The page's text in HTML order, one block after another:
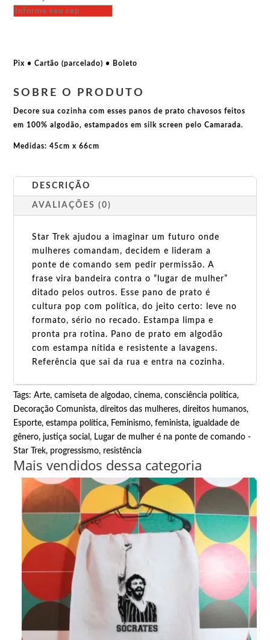
-
Lugar
é
ponte
comando
-
Star
Pix • Cartão (parcelado) • Boleto
SOBRE O PRODUTO
Decore sua cozinha com esses panos de prato chavosos feitos
em 100% algodão, estampados em silk screen pelo Camarada.
Medidas: 45cm x 66cm
DESCRIÇÃO
AVALIAÇÕES (0)
Star Trek ajudou a imaginar um futuro onde
mulheres comandam, decidem e lideram a
ponte de comando sem pedir permissão. A
frase vira bandeira contra o “lugar de mulher”
ditado pelos outros. Esse pano de prato é
cultura pop com política, do jeito certo: leve no
formato, sério no recado. Estampa limpa e
pronta pra rotina. Pano de prato em algodão
com estampa nítida e resistente a lavagens.
Referência que sai da rua e entra na cozinha.
Tags:Arte,camiseta de algodao,cinema,consciência política,
Decoração Comunista,direitos das mulheres,direitos humanos,
Esporte,estampa política, Feminismo,feminista, igualdade de
gênero, justiça social, Lugar de mulher é na ponte de comando -
Star Trek, progressismo, resistência
Mais vendidos dessa categoria